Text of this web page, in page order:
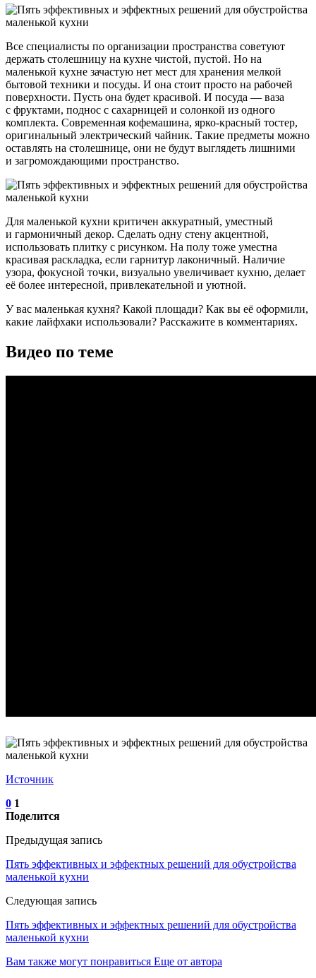
Все специалисты по организации пространства советуют
держать столешницу на кухне чистой, пустой. Но на
маленькой кухне зачастую нет мест для хранения мелкой
бытовой техники и посуды. И она стоит просто на рабочей
поверхности. Пусть она будет красивой. И посуда — ваза
с фруктами, поднос с сахарницей и солонкой из одного
комплекта. Современная кофемашина, ярко-красный тостер,
оригинальный электрический чайник. Такие предметы можно
оставлять на столешнице, они не будут выглядеть лишними
и загромождающими пространство.
Для маленькой кухни критичен аккуратный, уместный
и гармоничный декор. Сделать одну стену акцентной,
использовать плитку с рисунком. На полу тоже уместна
красивая раскладка, если гарнитур лаконичный. Наличие
узора, фокусной точки, визуально увеличивает кухню, делает
её более интересной, привлекательной и уютной.
У вас маленькая кухня? Какой площади? Как вы её оформили,
какие лайфхаки использовали? Расскажите в комментариях.
Видео по теме
Источник
0 1
Поделится
Предыдущая запись
Пять эффективных и эффектных решений для обустройства
маленькой кухни
Следующая запись
Пять эффективных и эффектных решений для обустройства
маленькой кухни
Вам также могут понравиться Еще от автора